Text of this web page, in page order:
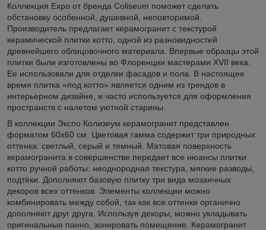
Коллекция Expo от бренда Coliseum поможет сделать
обстановку особенной, душевной, неповторимой.
Производитель предлагает керамогранит с текстурой
керамической плитки котто, одной из разновидностей
древнейшего облицовочного материала. Впервые образцы этой
плитки были изготовлены во Флоренции мастерами XVII века.
Ее использовали для отделки фасадов и пола. В настоящее
время плитка «под котто» является одним из трендов в
интерьерном дизайне, и часто используется для оформления
пространств с налетом уютной старины.
В коллекции Экспо Колизеум керамогранит представлен
форматом 60х60 см. Цветовая гамма содержит три природных
оттенка: светлый, серый и темный. Матовая поверхность
керамогранита в совершенстве передает все нюансы плитки
котто ручной работы: неоднородная текстура, мягкие разводы,
подтёки. Дополняют базовую плитку три вида мозаичных
декоров всех оттенков. Элементы коллекции можно
комбинировать между собой, так как все оттенки органично
дополняют друг друга. Используя декоры, можно укладывать
оригинальные панно, зонировать помещение. Керамогранит